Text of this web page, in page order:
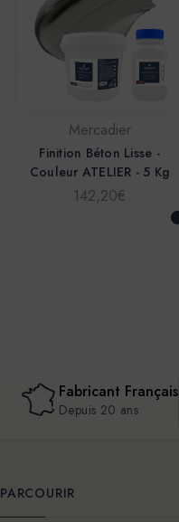
Mercadier
Finition Béton Lisse -
Couleur ATELIER - 5 Kg
142,20€
Fabricant Français
Depuis 20 ans
PARCOURIR